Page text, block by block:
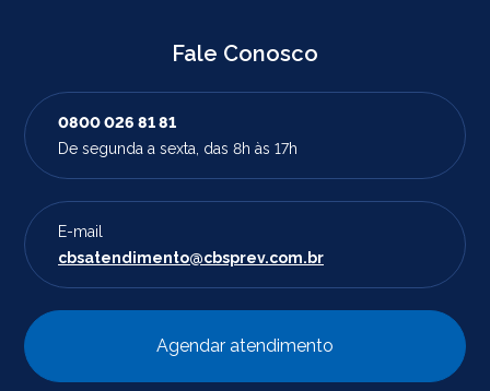
Fale Conosco
0800 026 81 81
De segunda a sexta, das 8h às 17h
E-mail
cbsatendimento@cbsprev.com.br
Agendar atendimento